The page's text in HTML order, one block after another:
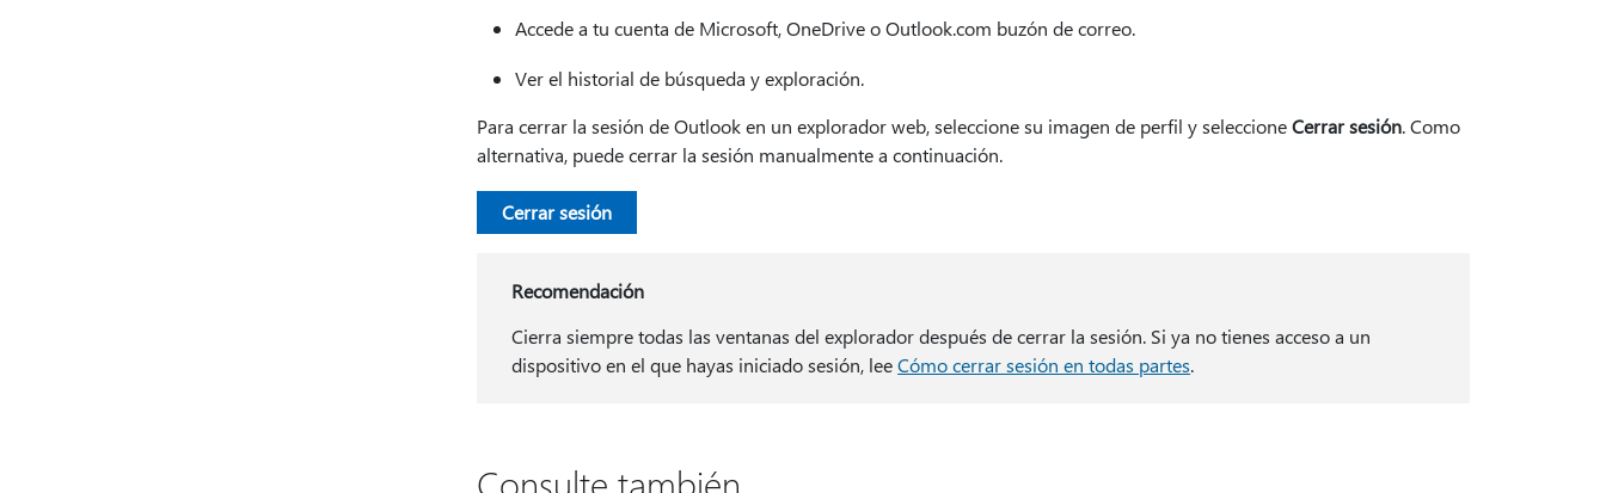
Accede a tu cuenta de Microsoft, OneDrive o Outlook.com buzón de correo.
Ver el historial de búsqueda y exploración.
Para cerrar la sesión de Outlook en un explorador web, seleccione su imagen de perfil y seleccioneCerrar sesión. Como
alternativa, puede cerrar la sesión manualmente a continuación.
Cerrar sesión
Recomendación
Cierra siempre todas las ventanas del explorador después de cerrar la sesión. Si ya no tienes acceso a un
dispositivo en el que hayas iniciado sesión, leeCómo cerrar sesión en todas partes.
Consulte también